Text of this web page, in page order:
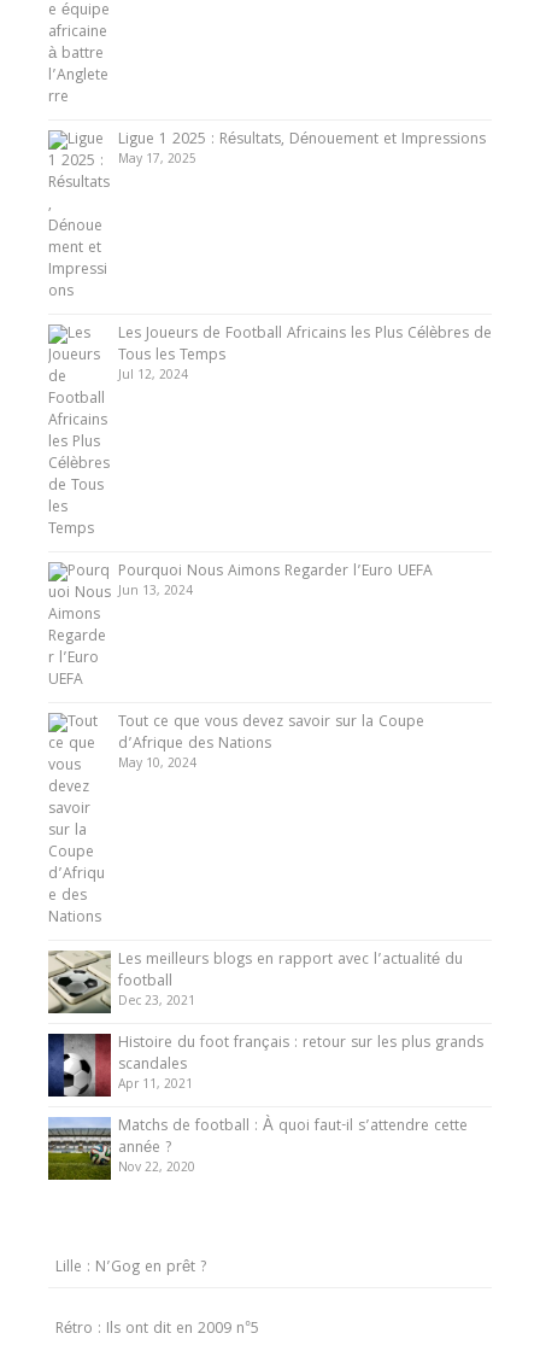
Ligue 1 2025 : Résultats, Dénouement et Impressions
May 17, 2025
Les Joueurs de Football Africains les Plus Célèbres de
Tous les Temps
Jul 12, 2024
Pourquoi Nous Aimons Regarder l’Euro UEFA
Jun 13, 2024
Tout ce que vous devez savoir sur la Coupe
d’Afrique des Nations
May 10, 2024
Les meilleurs blogs en rapport avec l’actualité du
football
Dec 23, 2021
Histoire du foot français : retour sur les plus grands
scandales
Apr 11, 2021
Matchs de football : À quoi faut-il s’attendre cette
année ?
Nov 22, 2020
Lille : N’Gog en prêt ?
Rétro : Ils ont dit en 2009 n°5